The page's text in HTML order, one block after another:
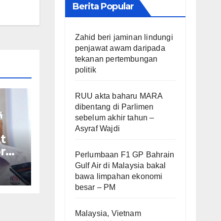
Berita Popular
Zahid beri jaminan lindungi
penjawat awam daripada
tekanan pertembungan
politik
RUU akta baharu MARA
dibentang di Parlimen
sebelum akhir tahun –
Asyraf Wajdi
Perlumbaan F1 GP Bahrain
Gulf Air di Malaysia bakal
bawa limpahan ekonomi
besar – PM
Malaysia, Vietnam